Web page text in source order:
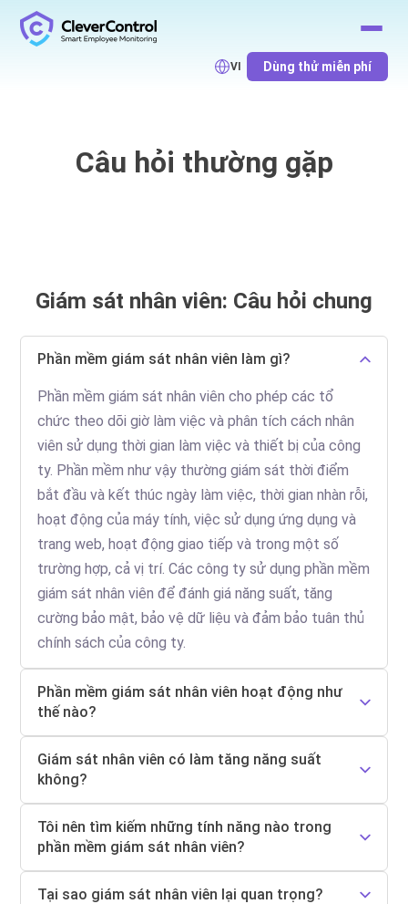
VI Dùng thử miễn phí
Câu hỏi thường gặp
Giám sát nhân viên: Câu hỏi chung
Phần mềm giám sát nhân viên làm gì?
Phần mềm giám sát nhân viên cho phép các tổ
chức theo dõi giờ làm việc và phân tích cách nhân
viên sử dụng thời gian làm việc và thiết bị của công
ty. Phần mềm như vậy thường giám sát thời điểm
bắt đầu và kết thúc ngày làm việc, thời gian nhàn rỗi,
hoạt động của máy tính, việc sử dụng ứng dụng và
trang web, hoạt động giao tiếp và trong một số
trường hợp, cả vị trí. Các công ty sử dụng phần mềm
giám sát nhân viên để đánh giá năng suất, tăng
cường bảo mật, bảo vệ dữ liệu và đảm bảo tuân thủ
chính sách của công ty.
Phần mềm giám sát nhân viên hoạt động như
thế nào?
Giám sát nhân viên có làm tăng năng suất
không?
Tôi nên tìm kiếm những tính năng nào trong
phần mềm giám sát nhân viên?
Tại sao giám sát nhân viên lại quan trọng?